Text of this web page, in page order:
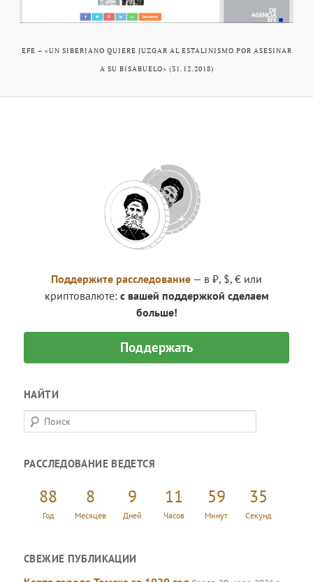
EFE – «UN SIBERIANO QUIERE JUZGAR AL ESTALINISMO POR ASESINAR
A SU BISABUELO» (31.12.2018)
Поддержите расследование — в ₽, $, € или
криптовалюте: с вашей поддержкой сделаем
больше!
Поддержать
НАЙТИ
П
о
с
РАССЛЕДОВАНИЕ ВЕДЕТСЯ
88
Год
8
Месяцев
9
Дней
11
Часов
59
Минут
35
Секунд
СВЕЖИЕ ПУБЛИКАЦИИ